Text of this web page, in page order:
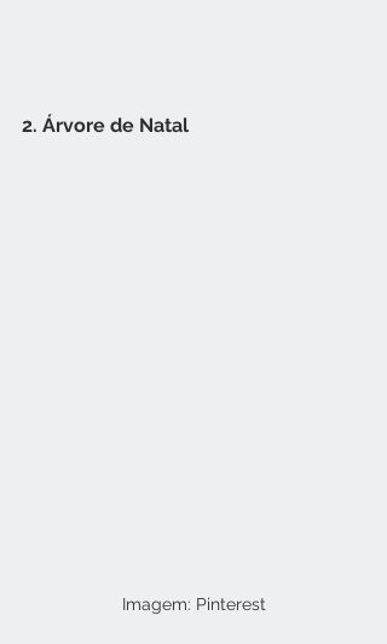
2. Árvore de Natal
Imagem: Pinterest